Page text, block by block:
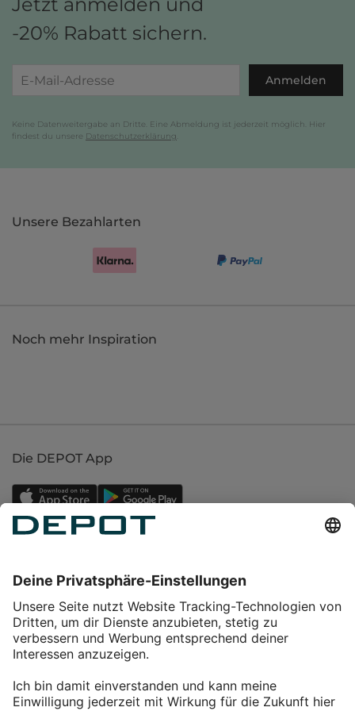
-20% Rabatt sichern.
Anmelden
Keine Datenweitergabe an Dritte. Eine Abmeldung ist jederzeit möglich. Hier
findest du unsere Datenschutzerklärung
Unsere Bezahlarten
Noch mehr Inspiration
Die DEPOT App
Service
Über DEPOT
Kontakt